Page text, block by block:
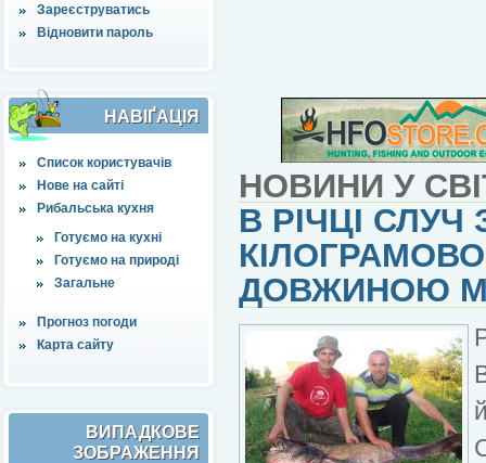
Зареєструватись
Відновити пароль
НАВІҐАЦІЯ
Список користувачів
Нове на сайті
Рибальська кухня
Готуємо на кухні
Готуємо на природі
Загальне
Прогноз погоди
Карта сайту
ВИПАДКОВЕ
ЗОБРАЖЕННЯ
НОВИНИ У
В РІЧЦІ СЛУЧ
ДОВЖИНОЮ